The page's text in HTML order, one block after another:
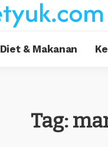
Diet & Makanan
Tag: